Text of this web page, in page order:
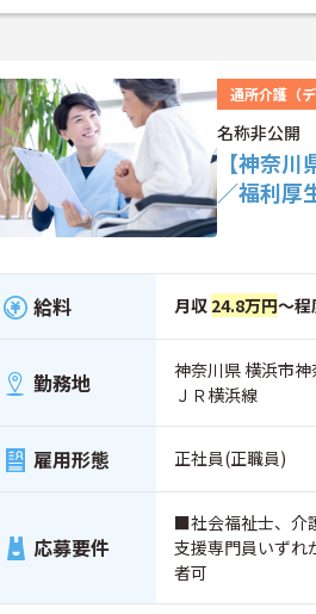
通所介護（
名称非公開
【神奈
／福利厚
給料 月収 24.8万円～
勤務地
神奈川県 横浜市
ＪＲ横浜線
雇用形態 正社員(正職員)
応募要件
■社会福祉士、介
支援専門員いず
者可